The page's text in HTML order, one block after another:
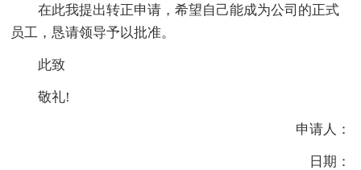
在此我提出转正申请，希望自己能成为公司的正式
员工，恳请领导予以批准。
此致
敬礼!
申请人：
日期：